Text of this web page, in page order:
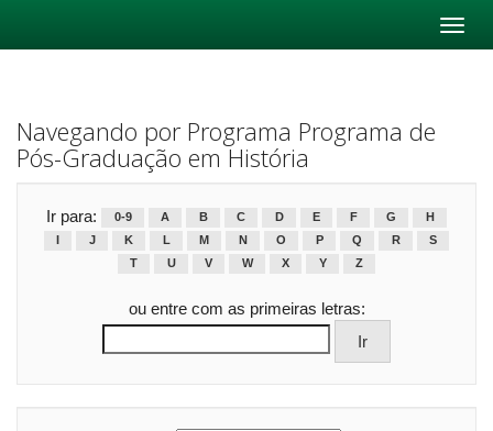
Navegando por Programa Programa de
Pós-Graduação em História
Ir para: 0-9 A B C D E F G
H
J K L M N O P Q R
S
T
U V W X Y Z
ou entre com as primeiras letras: